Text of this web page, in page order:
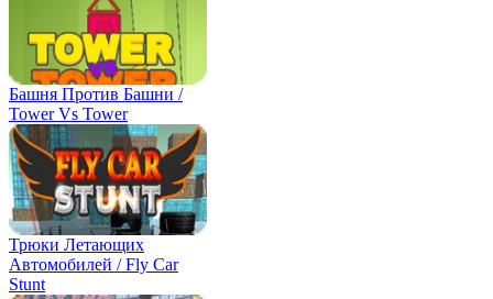
Башня Против Башни /
Tower Vs Tower
Трюки Летающих
Автомобилей / Fly Car
Stunt